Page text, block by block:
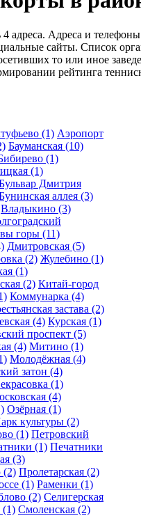
адреса. Адреса и
сайты. Список
то или иное
рейтинга
(1) Аэропорт
Бауманская (10)
(1)
(1)
Дмитрия
аллея (3)
Владыкино (3)
горы (11)
Дмитровская (5)
(2) Жулебино (1)
(1)
(2) Китай-город
Коммунарка (4)
застава (2)
(4) Курская (1)
проспект (5)
(4) Митино (1)
Молодёжная (4)
затон (4)
(1)
(4)
Озёрная (1)
культуры (2)
(1) Петровский
(1) Печатники
(3)
(2) Пролетарская (2)
(1) Раменки (1)
(2) Селигерская
(1) Смоленская (2)